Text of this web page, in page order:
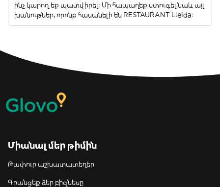
ինչ կարող եք պատվիրել: Մի հապաղեք ստուգել նաև այլ
խանութներ, որոնք հասանելի են RESTAURANT Lleida:
Միանալ մեր թիմին
Թափուր աշխատատեղեր
Գրանցեք ձեր բիզնեսը